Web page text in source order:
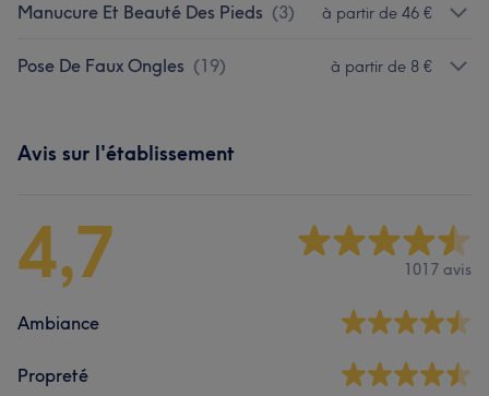
Manucure Et Beauté Des Pieds (3) à partir de 46 €
Pose De Faux Ongles (19) à partir de 8 €
Avis sur l'établissement
4,7 1017 avis
Ambiance
Propreté